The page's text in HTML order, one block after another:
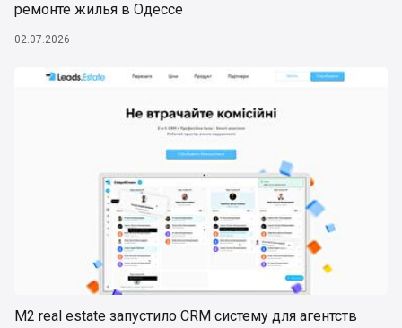
ремонте жилья в Одессе
02.07.2026
М2 real estate запустило CRM систему для агентств